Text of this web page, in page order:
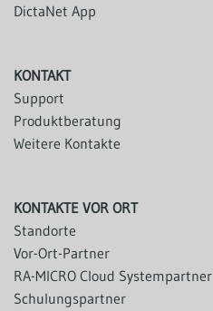
DictaNet App
KONTAKT
Support
Produktberatung
Weitere Kontakte
KONTAKTE VOR ORT
Standorte
Vor-Ort-Partner
RA-MICRO Cloud Systempartner
Schulungspartner